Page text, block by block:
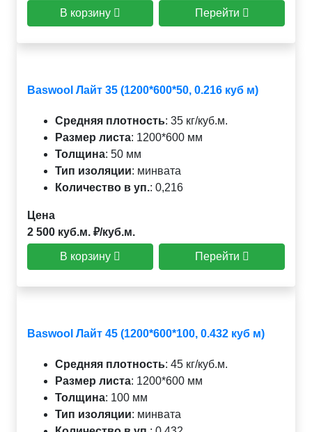
В корзину Перейти
Baswool Лайт 35 (1200*600*50, 0.216 куб м)
Средняя плотность: 35 кг/куб.м.
Размер листа: 1200*600 мм
Толщина: 50 мм
Тип изоляции: минвата
Количество в уп.: 0,216
Цена
2 500 куб.м. ₽/куб.м.
В корзину Перейти
Baswool Лайт 45 (1200*600*100, 0.432 куб м)
Средняя плотность: 45 кг/куб.м.
Размер листа: 1200*600 мм
Толщина: 100 мм
Тип изоляции: минвата